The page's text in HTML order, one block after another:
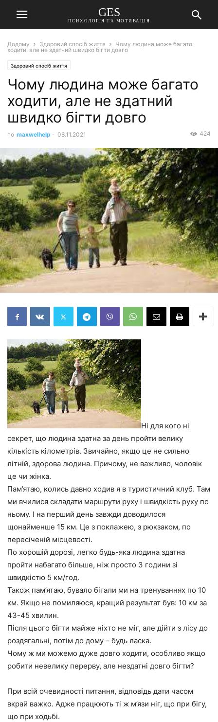
GES
ПСИХОЛОГІЯ ТА МОТИВАЦІЯ
Додому Здоровий спосіб життя
Чому людина може багато
ходити, але не здатний швидко бігти довго
Здоровий спосіб життя
Чому людина може багато
ходити, але не здатний
швидко бігти довго
по maxwelhelp - 08.11.2021 424
Ні для кого ні
секрет, що людина здатна за день пройти велику
кількість кілометрів. Звичайно, якщо це не сильно
літній, здорова людина. Причому, не важливо, чоловік
це чи жінка.
Пам’ятаю, колись давно ходив я в туристичний клуб. Там
ми вчилися складати маршрути руху і швидкість руху по
ньому. І на перший день завжди доводилося
щонайменше 15 км. Це з поклажею, з рюкзаком, по
пересіченій місцевості.
По хорошій дорозі, легко будь-яка людина здатна
пройти набагато більше, ніж просто 3 години зі
швидкістю 5 км/год.
Також пам’ятаю, бувало бігали ми на тренуваннях по 10
км. Якщо не помиляюся, кращий результат був: 10 км за
43-45 хвилин.
Після цього бігти майже ніхто не міг, але дійти з лісу до
роздягальні, потім до дому – будь ласка.
Чому ж ми можемо дуже довго ходити, особливо якщо
робити невелику перерву, але нездатні довго бігти?
При всій очевидності питання, відповідь дати часом
вкрай важко. Адже працюють ті ж м’язи ніг, що при бігу,
що при ходьбі.